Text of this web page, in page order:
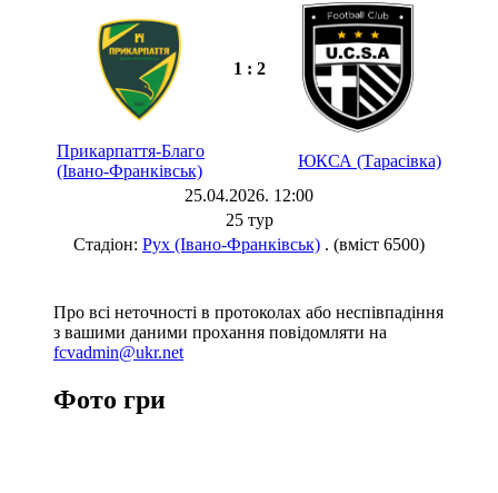
1 : 2
Прикарпаття-Благо
(Івано-Франківськ)
ЮКСА (Тарасівка)
25.04.2026. 12:00
25 тур
Стадіон: Рух (Івано-Франківськ) . (вміст 6500)
Про всі неточності в протоколах або неспівпадіння
з вашими даними прохання повідомляти на
fcvadmin@ukr.net
Фото гри